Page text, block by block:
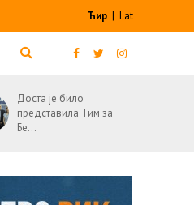
Ћир | Lat
Доста је било
представила Тим за
Бе...